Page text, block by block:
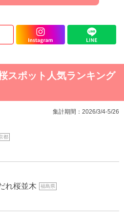
スポット人気ランキング
集計期間：2026/3/4-5/26
都
れ桜並木 福島県